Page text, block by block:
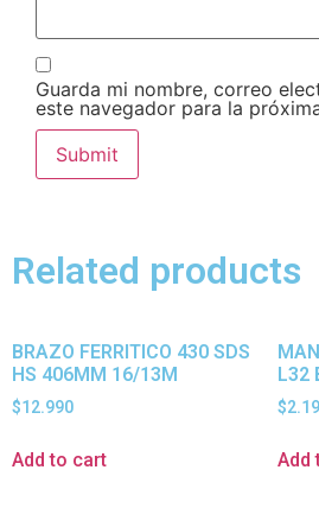
Guarda mi nombre, correo
este navegador para la
Related products
BRAZO FERRITICO 430 SDS
HS 406MM 16/13M
$12.990
Add to cart
L32
$
Add